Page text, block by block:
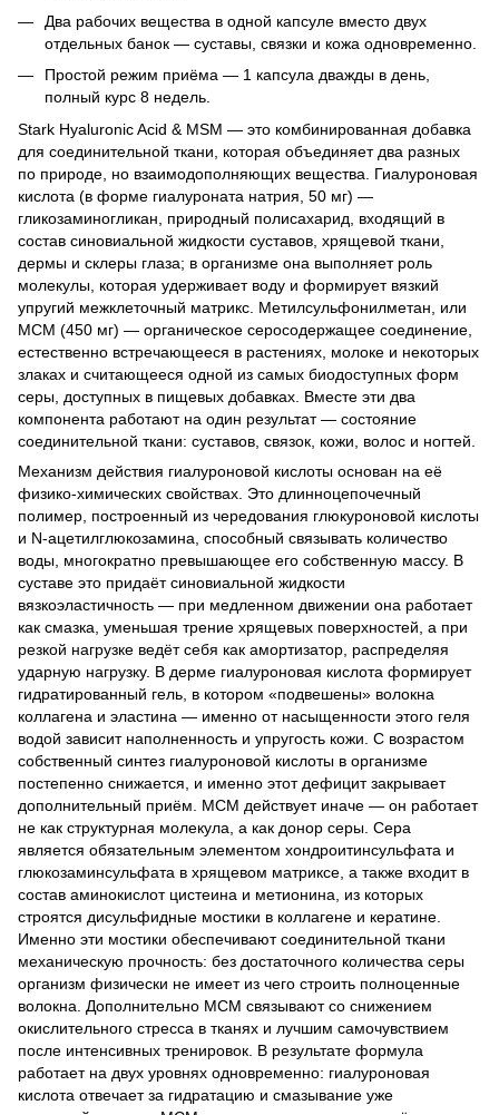
Два рабочих вещества в одной капсуле вместо двух
отдельных банок — суставы, связки и кожа одновременно.
Простой режим приёма — 1 капсула дважды в день,
полный курс 8 недель.
Stark Hyaluronic Acid & MSM — это комбинированная добавка
для соединительной ткани, которая объединяет два разных
по природе, но взаимодополняющих вещества. Гиалуроновая
кислота (в форме гиалуроната натрия, 50 мг) —
гликозаминогликан, природный полисахарид, входящий в
состав синовиальной жидкости суставов, хрящевой ткани,
дермы и склеры глаза; в организме она выполняет роль
молекулы, которая удерживает воду и формирует вязкий
упругий межклеточный матрикс. Метилсульфонилметан, или
МСМ (450 мг) — органическое серосодержащее соединение,
естественно встречающееся в растениях, молоке и некоторых
злаках и считающееся одной из самых биодоступных форм
серы, доступных в пищевых добавках. Вместе эти два
компонента работают на один результат — состояние
соединительной ткани: суставов, связок, кожи, волос и ногтей.
Механизм действия гиалуроновой кислоты основан на её
физико-химических свойствах. Это длинноцепочечный
полимер, построенный из чередования глюкуроновой кислоты
и N-ацетилглюкозамина, способный связывать количество
воды, многократно превышающее его собственную массу. В
суставе это придаёт синовиальной жидкости
вязкоэластичность — при медленном движении она работает
как смазка, уменьшая трение хрящевых поверхностей, а при
резкой нагрузке ведёт себя как амортизатор, распределяя
ударную нагрузку. В дерме гиалуроновая кислота формирует
гидратированный гель, в котором «подвешены» волокна
коллагена и эластина — именно от насыщенности этого геля
водой зависит наполненность и упругость кожи. С возрастом
собственный синтез гиалуроновой кислоты в организме
постепенно снижается, и именно этот дефицит закрывает
дополнительный приём. МСМ действует иначе — он работает
не как структурная молекула, а как донор серы. Сера
является обязательным элементом хондроитинсульфата и
глюкозаминсульфата в хрящевом матриксе, а также входит в
состав аминокислот цистеина и метионина, из которых
строятся дисульфидные мостики в коллагене и кератине.
Именно эти мостики обеспечивают соединительной ткани
механическую прочность: без достаточного количества серы
организм физически не имеет из чего строить полноценные
волокна. Дополнительно МСМ связывают со снижением
окислительного стресса в тканях и лучшим самочувствием
после интенсивных тренировок. В результате формула
работает на двух уровнях одновременно: гиалуроновая
кислота отвечает за гидратацию и смазывание уже